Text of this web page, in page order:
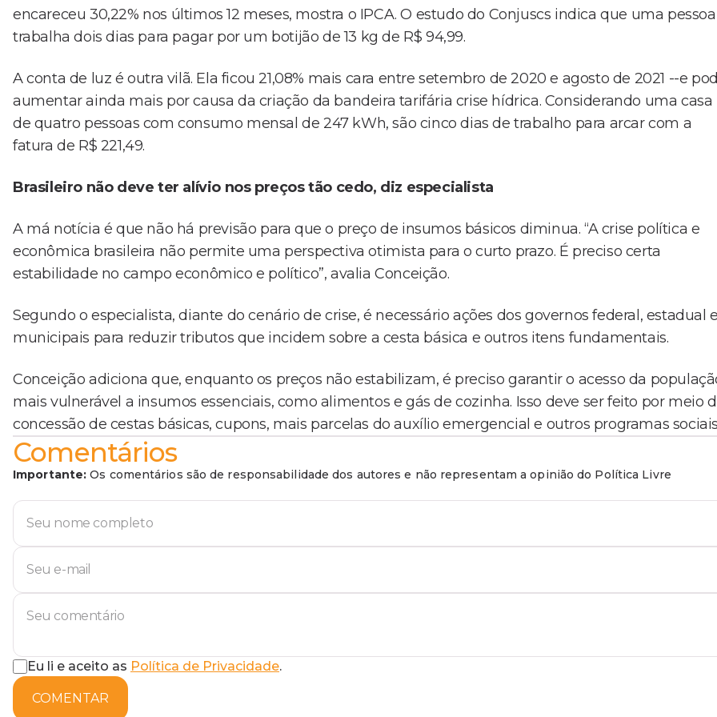
encareceu 30,22% nos últimos 12 meses, mostra o IPCA. O estudo do Conjuscs indica que uma pessoa
trabalha dois dias para pagar por um botijão de 13 kg de R$ 94,99.
A conta de luz é outra vilã. Ela ficou 21,08% mais cara entre setembro de 2020 e agosto de 2021 --e
aumentar ainda mais por causa da criação da bandeira tarifária crise hídrica. Considerando uma casa
de quatro pessoas com consumo mensal de 247 kWh, são cinco dias de trabalho para arcar com a
fatura de R$ 221,49.
Brasileiro não deve ter alívio nos preços tão cedo, diz especialista
A má notícia é que não há previsão para que o preço de insumos básicos diminua. “A crise política e
econômica brasileira não permite uma perspectiva otimista para o curto prazo. É preciso certa
estabilidade no campo econômico e político”, avalia Conceição.
Segundo o especialista, diante do cenário de crise, é necessário ações dos governos federal, estadual
municipais para reduzir tributos que incidem sobre a cesta básica e outros itens fundamentais.
Conceição adiciona que, enquanto os preços não estabilizam, é preciso garantir o acesso da
mais vulnerável a insumos essenciais, como alimentos e gás de cozinha. Isso deve ser feito por meio
concessão de cestas básicas, cupons, mais parcelas do auxílio emergencial e outros programas
Comentários
Importante: Os comentários são de responsabilidade dos autores e não representam a opinião do Política Livre
Eu li e aceito as Política de Privacidade.
COMENTAR